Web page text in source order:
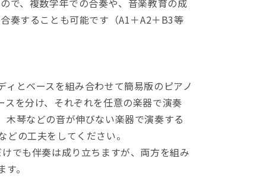
奏することも可能です（A1＋A2＋B3等
とベースを組み合わせて簡易版のピアノ
を分け、それぞれを任意の楽器で演奏
琴などの音が伸びない楽器で演奏する
の工夫をしてください。
でも伴奏は成り立ちますが、両方を組み
。